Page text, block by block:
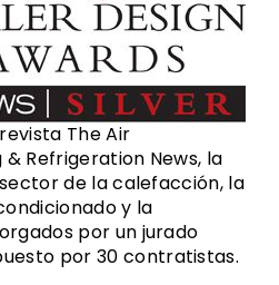
The Air
Refrigeration News, la
de la calefacción, la
y la
por un jurado
por 30 contratistas.